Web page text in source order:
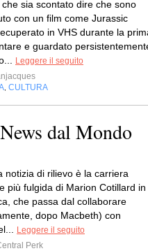
che sia scontato dire che sono
con un film come Jurassic
in VHS durante la
e guardato
Leggere il seguito
CULTURA
dal Mondo
notizia di rilievo è la carriera
più fulgida di Marion Cotillard in
che passa dal collaborare
dopo Macbeth) con
Leggere il seguito
Perk